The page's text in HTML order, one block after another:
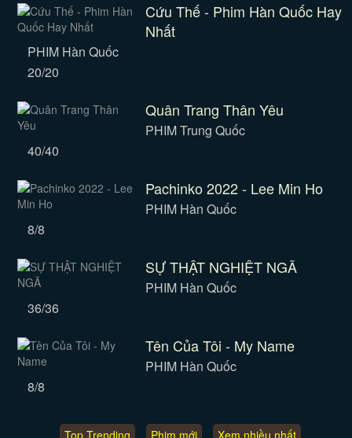
Cứu Thế - Phim Hàn Quốc Hay
Nhất
PHIM Hàn Quốc
20/20
Quân Trang Thân Yêu
PHIM Trung Quốc
40/40
Pachinko 2022 - Lee Min Ho
PHIM Hàn Quốc
8/8
SỰ THẬT NGHIỆT NGÃ
PHIM Hàn Quốc
36/36
Tên Của Tôi - My Name
PHIM Hàn Quốc
8/8
Top Trending Phim mới Xem nhiều nhất